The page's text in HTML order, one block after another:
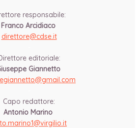
responsabile:
Franco Arcidiaco
direttore@cdse.it
editoriale:
Giannetto
Capo redattore:
Antonio Marino